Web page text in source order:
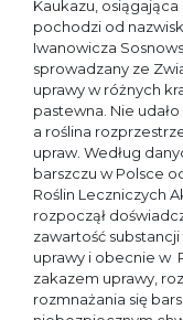
Kaukazu,
pochodzi od
Iwanowicza
sprowadzany ze
uprawy w różnych
pastewna. Nie
a roślina
upraw. Według
barszczu w Polsce
Roślin Leczniczych
rozpoczął
zawartość
uprawy i obecnie w
zakazem uprawy,
rozmnażania się